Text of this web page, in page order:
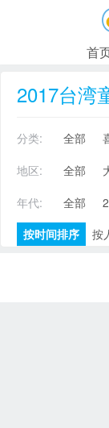
首
2017台湾
分类: 全部
地区:
全部
年代:
全部
按时间排序
按